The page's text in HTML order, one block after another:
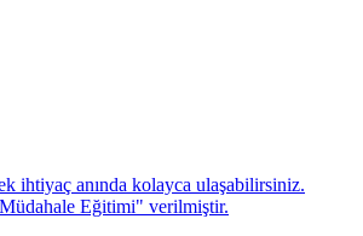
ihtiyaç anında kolayca ulaşabilirsiniz.
Eğitimi" verilmiştir.